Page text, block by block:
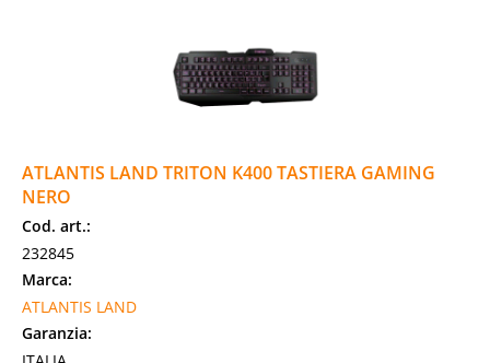
ATLANTIS LAND TRITON K400 TASTIERA GAMING
NERO
Cod. art.:
232845
Marca:
ATLANTIS LAND
Garanzia: